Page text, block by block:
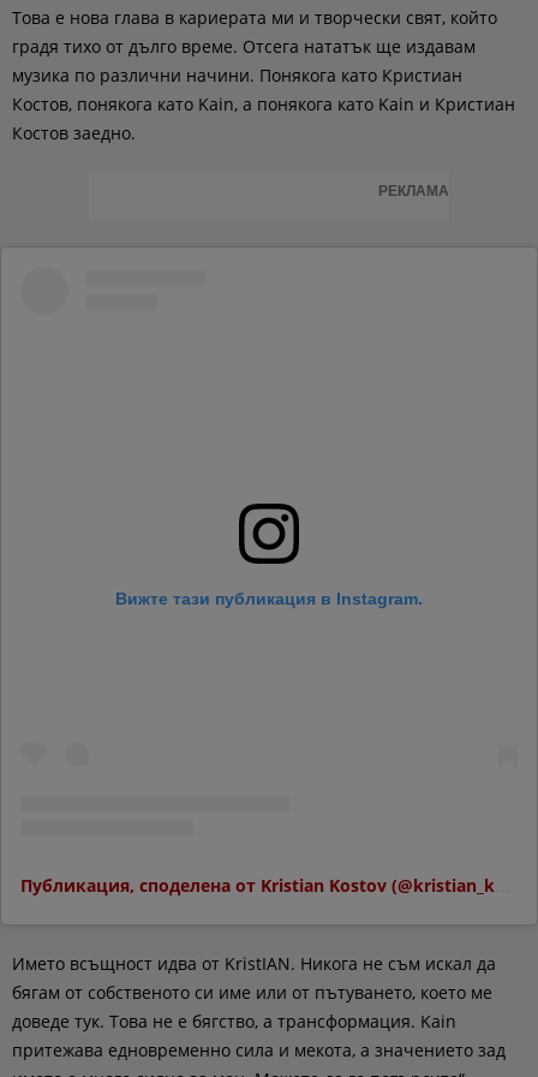
Това е нова глава в кариерата ми и творчески свят, който
градя тихо от дълго време. Отсега нататък ще издавам
музика по различни начини. Понякога като Кристиан
Костов, понякога като Kain, а понякога като Kain и Кристиан
Костов заедно.
РЕКЛАМА
Вижте тази публикация в Instagram.
Публикация, споделена от Kristian Kostov (@kristian_kostov_official)
Името всъщност идва от KristIAN. Никога не съм искал да
бягам от собственото си име или от пътуването, което ме
доведе тук. Това не е бягство, а трансформация. Kain
притежава едновременно сила и мекота, а значението зад